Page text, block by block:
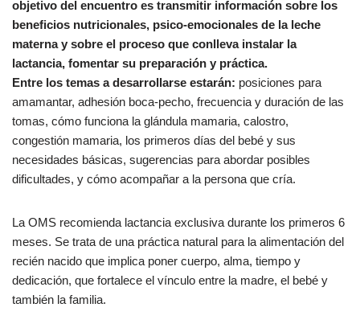
objetivo del encuentro es transmitir información sobre los
beneficios nutricionales, psico-emocionales de la leche
materna y sobre el proceso que conlleva instalar la
lactancia, fomentar su preparación y práctica.
Entre los temas a desarrollarse estarán: posiciones para
amamantar, adhesión boca-pecho, frecuencia y duración de las
tomas, cómo funciona la glándula mamaria, calostro,
congestión mamaria, los primeros días del bebé y sus
necesidades básicas, sugerencias para abordar posibles
dificultades, y cómo acompañar a la persona que cría.
La OMS recomienda lactancia exclusiva durante los primeros 6
meses. Se trata de una práctica natural para la alimentación del
recién nacido que implica poner cuerpo, alma, tiempo y
dedicación, que fortalece el vínculo entre la madre, el bebé y
también la familia.